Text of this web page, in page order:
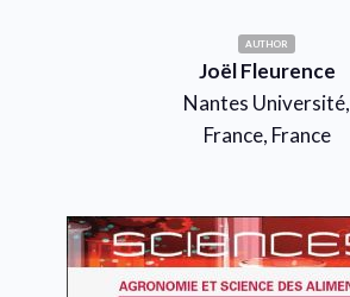
AUTHOR
Joël Fleurence
Nantes Université,
France, France